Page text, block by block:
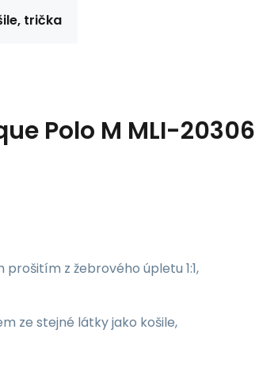
trička
Polo M MLI-20306
z žebrového úpletu 1:1,
ze stejné látky jako košile,